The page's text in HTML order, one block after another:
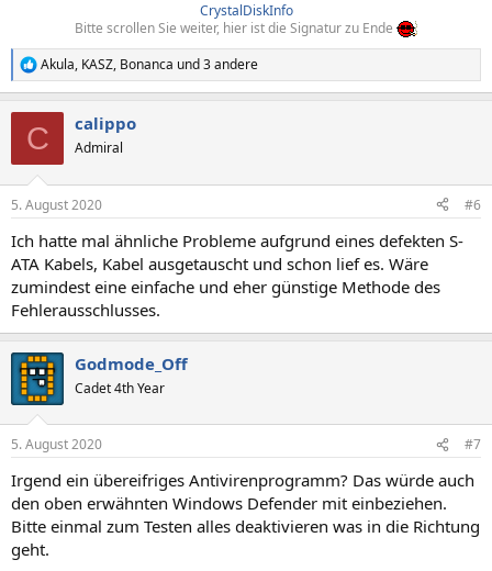
CrystalDiskInfo
Bitte scrollen Sie weiter, hier ist die Signatur zu Ende
R
e
e
:
Akula, KASZ, Bonanca und 3 andere
C calippo
Admiral
5. August 2020 #6
Ich hatte mal ähnliche Probleme aufgrund eines defekten S-
ATA Kabels, Kabel ausgetauscht und schon lief es. Wäre
zumindest eine einfache und eher günstige Methode des
Fehlerausschlusses.
Godmode_Off
Cadet 4th Year
5. August 2020 #7
Irgend ein übereifriges Antivirenprogramm? Das würde auch
den oben erwähnten Windows Defender mit einbeziehen.
Bitte einmal zum Testen alles deaktivieren was in die Richtung
geht.